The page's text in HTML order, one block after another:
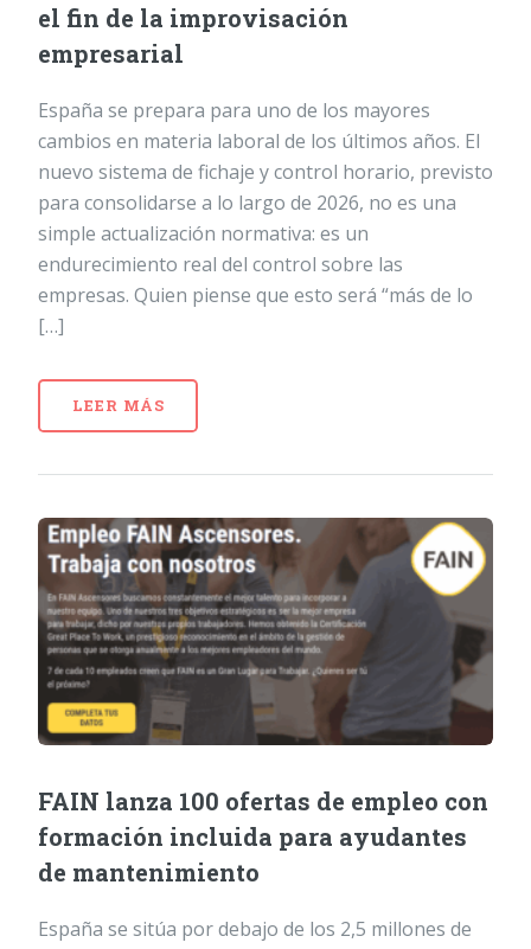
el fin de la improvisación
empresarial
España se prepara para uno de los mayores
cambios en materia laboral de los últimos años. El
nuevo sistema de fichaje y control horario, previsto
para consolidarse a lo largo de 2026, no es una
simple actualización normativa: es un
endurecimiento real del control sobre las
empresas. Quien piense que esto será “más de lo
[…]
LEER MÁS
FAIN lanza 100 ofertas de empleo con
formación incluida para ayudantes
de mantenimiento
España se sitúa por debajo de los 2,5 millones de